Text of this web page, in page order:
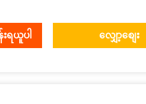
ရယူပါ လျှော့စျေး